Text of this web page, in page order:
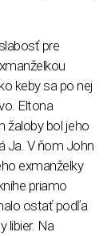
pre
keby sa po nej
Eltona
žaloby bol jeho
Ja. V ňom John
exmanželky
priamo
ostať podľa
libier. Na